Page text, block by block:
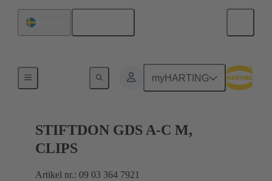
myHARTING
Förbindning moderkort till dotterkort
STIFTDON GDS A-C M,
CLIPS
Artikel nr.: 09 03 364 7921